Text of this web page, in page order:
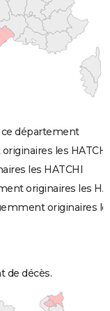
ce département
les HATCHI
les HATCHI
originaires les
originaires
de décès.